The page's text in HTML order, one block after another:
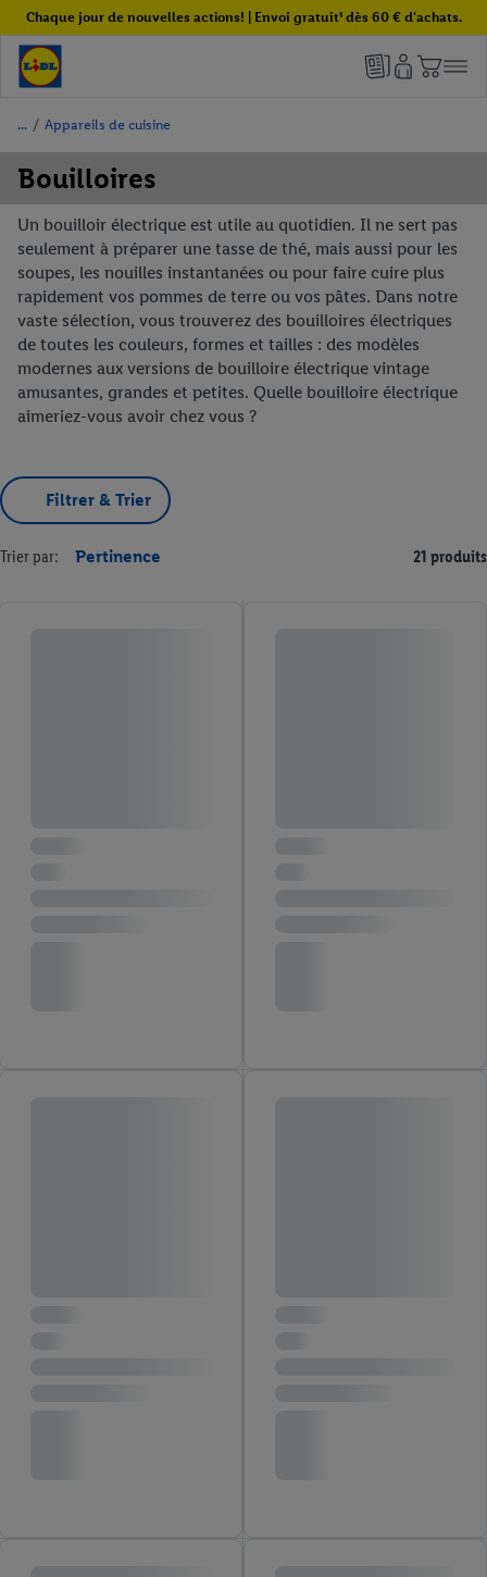
Chaque jour de nouvelles actions! | Envoi gratuit¹ dès 60 € d'achats.
/ Appareils de cuisine
Bouilloires
Un bouilloir électrique est utile au quotidien. Il ne sert pas
seulement à préparer une tasse de thé, mais aussi pour les
soupes, les nouilles instantanées ou pour faire cuire plus
rapidement vos pommes de terre ou vos pâtes. Dans notre
vaste sélection, vous trouverez des bouilloires électriques
de toutes les couleurs, formes et tailles : des modèles
modernes aux versions de bouilloire électrique vintage
amusantes, grandes et petites. Quelle bouilloire électrique
aimeriez-vous avoir chez vous ?
Filtrer & Trier
Trier par: Pertinence 21 produits